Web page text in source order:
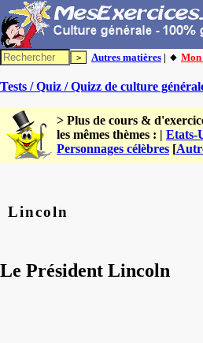
Autres matières | 🔸 Mon
Tests / Quiz / Quizz de culture
> Plus de cours &
les mêmes thèmes : | Etats-
Personnages célèbres [
Lincoln
Le Président Lincoln